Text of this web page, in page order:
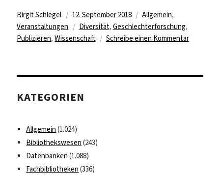
Autor
Birgit Schlegel
Veröffentlicht
am
12. September 2018 Kategorien
Allgemein,
Veranstaltungen
Schlagwörter
Diversität, Geschlechterforschung,
Publizieren,Wissenschaft Schreibe einen Kommentarzu
und
KATEGORIEN
Allgemein (1.024)
Bibliothekswesen (243)
Datenbanken (1.088)
Fachbibliotheken (336)